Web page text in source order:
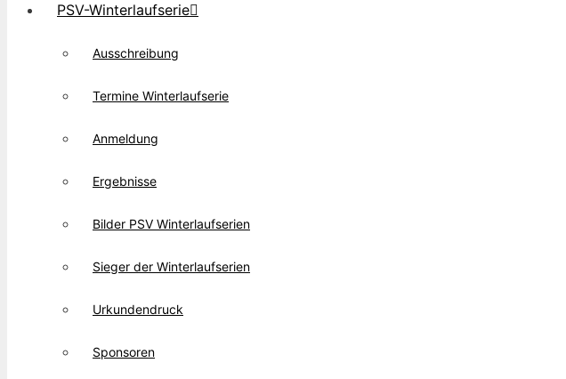
PSV-Winterlaufserie
Ausschreibung
Termine Winterlaufserie
Anmeldung
Ergebnisse
Bilder PSV Winterlaufserien
Sieger der Winterlaufserien
Urkundendruck
Sponsoren